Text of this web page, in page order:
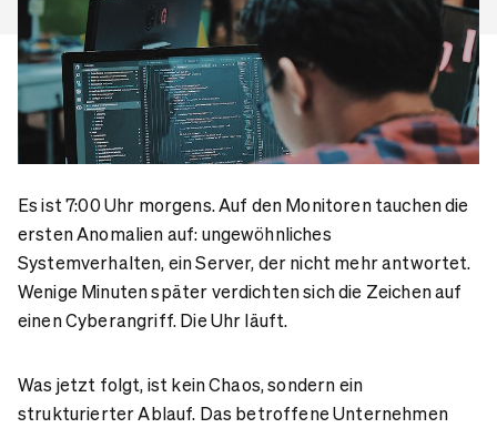
Es ist 7:00 Uhr morgens. Auf den Monitoren tauchen die
ersten Anomalien auf: ungewöhnliches
Systemverhalten, ein Server, der nicht mehr antwortet.
Wenige Minuten später verdichten sich die Zeichen auf
einen Cyberangriff. Die Uhr läuft.
Was jetzt folgt, ist kein Chaos, sondern ein
strukturierter Ablauf. Das betroffene Unternehmen